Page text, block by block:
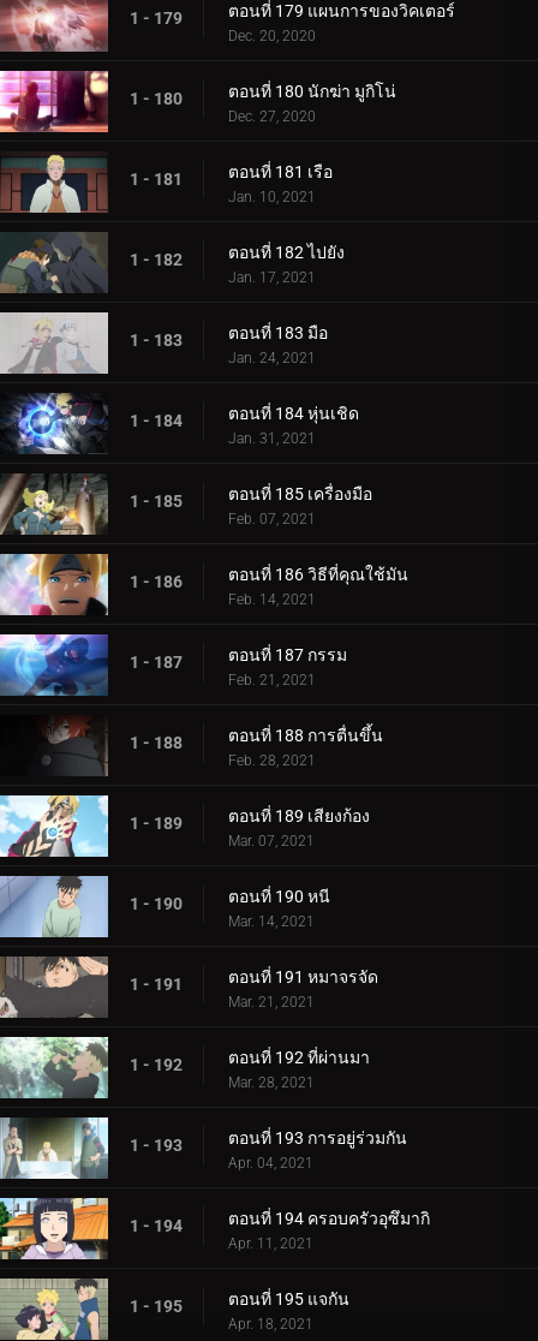
1 - 179 ตอนที่ 179 แผนการของวิคเตอร์
Dec. 20, 2020
1 - 180 ตอนที่ 180 นักฆ่า มูกิโน่
Dec. 27, 2020
1 - 181 ตอนที่ 181 เรือ
Jan. 10, 2021
1 - 182 ตอนที่ 182 ไปยัง
Jan. 17, 2021
1 - 183 ตอนที่ 183 มือ
Jan. 24, 2021
1 - 184 ตอนที่ 184 หุ่นเชิด
Jan. 31, 2021
1 - 185 ตอนที่ 185 เครื่องมือ
Feb. 07, 2021
1 - 186 ตอนที่ 186 วิธีที่คุณใช้มัน
Feb. 14, 2021
1 - 187 ตอนที่ 187 กรรม
Feb. 21, 2021
1 - 188 ตอนที่ 188 การตื่นขึ้น
Feb. 28, 2021
1 - 189 ตอนที่ 189 เสียงก้อง
Mar. 07, 2021
1 - 190 ตอนที่ 190 หนี
Mar. 14, 2021
1 - 191 ตอนที่ 191 หมาจรจัด
Mar. 21, 2021
1 - 192 ตอนที่ 192 ที่ผ่านมา
Mar. 28, 2021
1 - 193 ตอนที่ 193 การอยู่ร่วมกัน
Apr. 04, 2021
1 - 194 ตอนที่ 194 ครอบครัวอุซึมากิ
Apr. 11, 2021
1 - 195 ตอนที่ 195 แจกัน
Apr. 18, 2021